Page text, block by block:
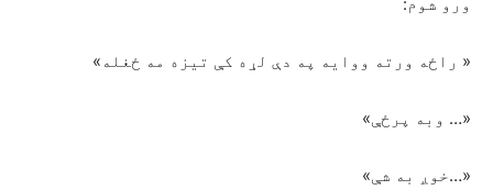
ورو شوم:
« راځه ورته ووایه په دې لړه کې تیزه مه ځغله»
«… وبه پرځې»
«…خوږ به شې»